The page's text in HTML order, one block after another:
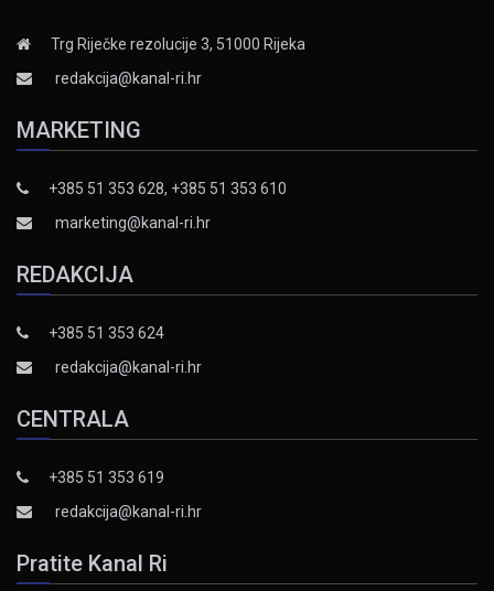
Trg Riječke rezolucije 3, 51000 Rijeka
redakcija@kanal-ri.hr
MARKETING
+385 51 353 628, +385 51 353 610
marketing@kanal-ri.hr
REDAKCIJA
+385 51 353 624
redakcija@kanal-ri.hr
CENTRALA
+385 51 353 619
redakcija@kanal-ri.hr
Pratite Kanal Ri